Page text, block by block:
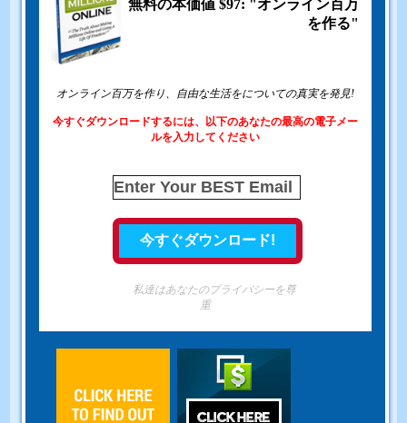
無料の本価値 $97: "オンライン百万
を作る"
オンライン百万を作り、自由な生活をについての真実を発見!
今すぐダウンロードするには、以下のあなたの最高の電子メー
ルを入力してください
私達はあなたのプライバシーを尊
重